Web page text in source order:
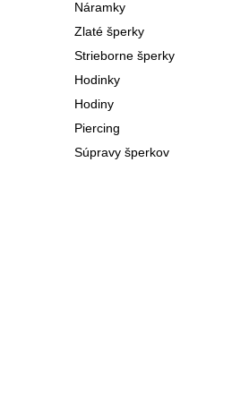
Náramky
Zlaté šperky
Strieborne šperky
Hodinky
Hodiny
Piercing
Súpravy šperkov